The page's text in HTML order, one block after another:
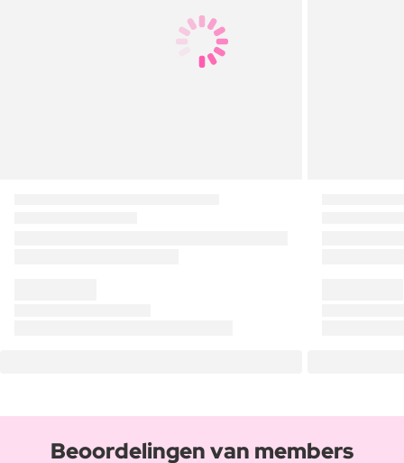
Beoordelingen van members